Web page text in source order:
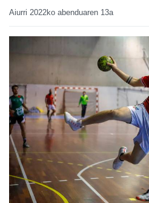
Aiurri 2022ko abenduaren 13a